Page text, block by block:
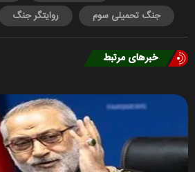
جنگ تحمیلی سوم
روایتگر جنگ
خبرهای مرتبط